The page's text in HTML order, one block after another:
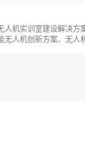
人机实训室建设解决方
无人机创新方案、无人